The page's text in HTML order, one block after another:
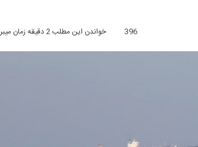
396 خواندن این مطلب 2 دقیقه زمان میبرد